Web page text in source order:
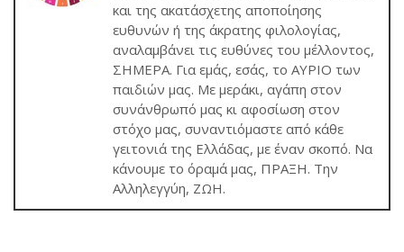
και της ακατάσχετης αποποίησης
ευθυνών ή της άκρατης φιλολογίας,
αναλαμβάνει τις ευθύνες του μέλλοντος,
ΣΗΜΕΡΑ. Για εμάς, εσάς, το ΑΥΡΙΟ των
παιδιών μας. Με μεράκι, αγάπη στον
συνάνθρωπό μας κι αφοσίωση στον
στόχο μας, συναντιόμαστε από κάθε
γειτονιά της Ελλάδας, με έναν σκοπό. Να
κάνουμε το όραμά μας, ΠΡΑΞΗ. Την
Αλληλεγγύη, ΖΩΗ.